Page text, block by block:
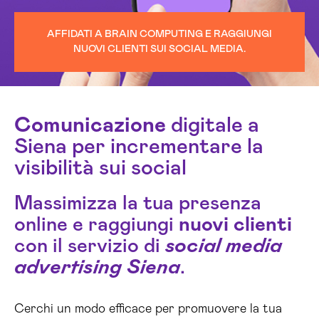
AFFIDATI A BRAIN COMPUTING E RAGGIUNGI
NUOVI CLIENTI SUI SOCIAL MEDIA.
Comunicazione digitale a
Siena per incrementare la
visibilità sui social
Massimizza la tua presenza
online e raggiungi nuovi clienti
con il servizio di social media
advertising Siena.
Cerchi un modo efficace per promuovere la tua